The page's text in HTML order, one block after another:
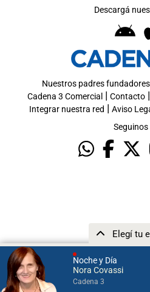
Noche y Día
Nora Covassi
Cadena 3
Elegí tu
Descargá
Nuestros padres fundadores
Cadena 3 Comercial | Contacto|
Integrar nuestra red | Aviso
Seguinos